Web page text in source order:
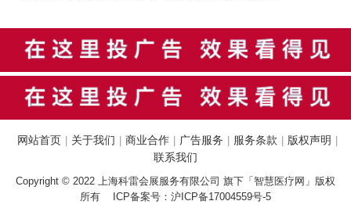
网站首页 关于我们 商业合作 广告服务 服务条款 版权声明
联系我们
Copyright © 2022 上海科雷会展服务有限公司 旗下「智慧医疗网」版权
所有 ICP备案号： 沪ICP备17004559号-5